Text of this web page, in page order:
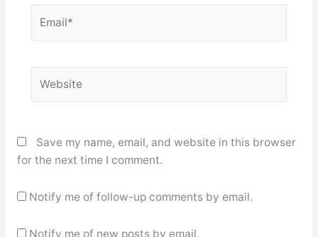
Save my name, email, and website in this browser
for the next time I comment.
Notify me of follow-up comments by email.
Notify me of new posts by email.